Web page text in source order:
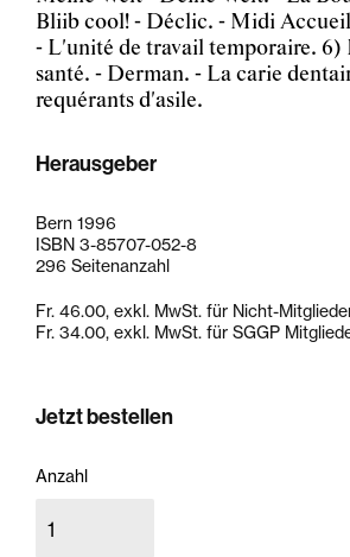
Bliib cool! - Déclic. - Midi
- L'unité de travail temporaire.
santé. - Derman. - La carie
requérants d'asile.
Herausgeber
Bern 1996
ISBN 3-85707-052-8
296 Seitenanzahl
Fr. 46.00, exkl. MwSt. für Nicht-
Fr. 34.00, exkl. MwSt. für SGGP
Jetzt bestellen
Anzahl